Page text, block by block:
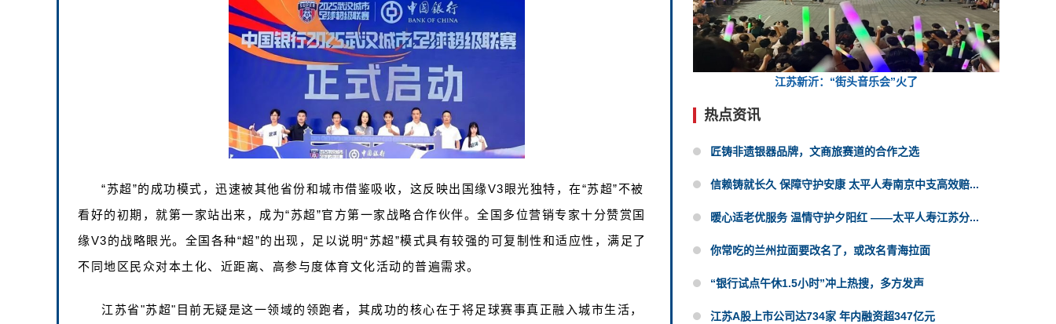
“苏超”的成功模式，迅速被其他省份和城市借鉴吸收，这反映出国缘V3眼光独特，在“苏超”不被
看好的初期，就第一家站出来，成为“苏超”官方第一家战略合作伙伴。全国多位营销专家十分赞赏国
缘V3的战略眼光。全国各种“超”的出现，足以说明“苏超”模式具有较强的可复制性和适应性，满足了
不同地区民众对本土化、近距离、高参与度体育文化活动的普遍需求。
江苏省"苏超"目前无疑是这一领域的领跑者，其成功的核心在于将足球赛事真正融入城市生活，
江苏新沂：“街头音乐会”火了
热点资讯
匠铸非遗银器品牌，文商旅赛道的合作之选
信赖铸就长久 保障守护安康 太平人寿南京中支高效赔...
暖心适老优服务 温情守护夕阳红 ——太平人寿江苏分...
你常吃的兰州拉面要改名了，或改名青海拉面
“银行试点午休1.5小时”冲上热搜，多方发声
江苏A股上市公司达734家 年内融资超347亿元